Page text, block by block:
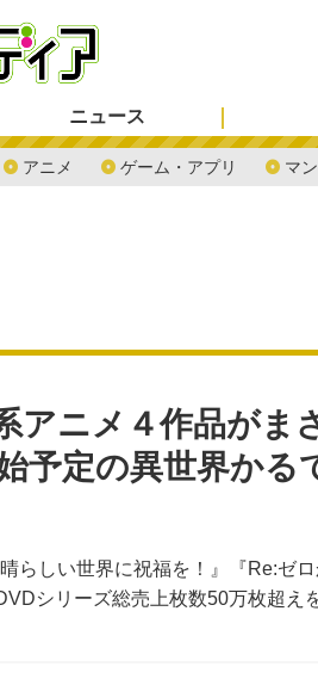
ニュース
アニメ ゲーム・アプリ マ
アニメ４作品がま
予定の異世界か
らしい世界に祝福を！』『Re:ゼ
シリーズ総売上枚数50万枚超